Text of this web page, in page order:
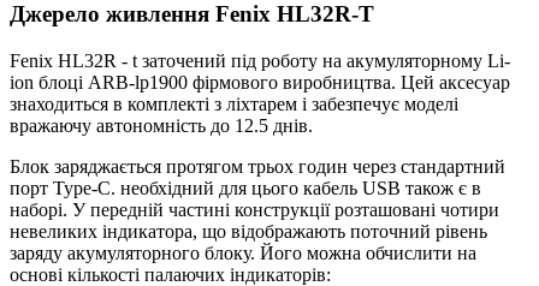
Джерело живлення Fenix HL32R-T
Fenix HL32R - t заточений під роботу на акумуляторному Li-
ion блоці ARB-lp1900 фірмового виробництва. Цей аксесуар
знаходиться в комплекті з ліхтарем і забезпечує моделі
вражаючу автономність до 12.5 днів.
Блок заряджається протягом трьох годин через стандартний
порт Type-C. необхідний для цього кабель USB також є в
наборі. У передній частині конструкції розташовані чотири
невеликих індикатора, що відображають поточний рівень
заряду акумуляторного блоку. Його можна обчислити на
основі кількості палаючих індикаторів: